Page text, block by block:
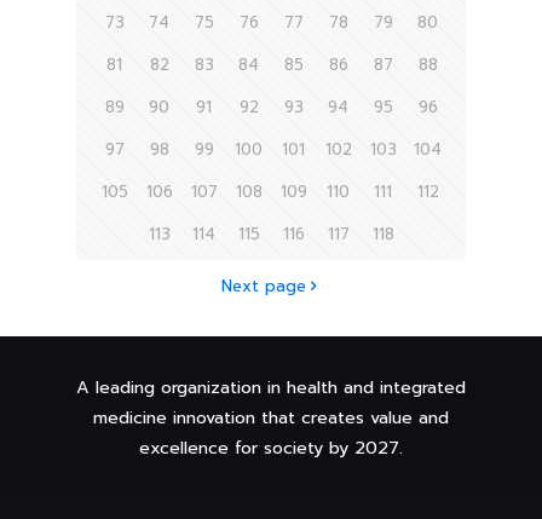
73
74 75 76 77 78 79
80
81
82 83 84 85 86 87
88
89
90 91 92 93 94 95
96
97
98 99 100 101 102 103
104
105
106 107 108 109 110 111
112
113
114 115 116 117 118
Next page
A leading organization in health and integrated
medicine innovation that creates value and
excellence for society by 2027.